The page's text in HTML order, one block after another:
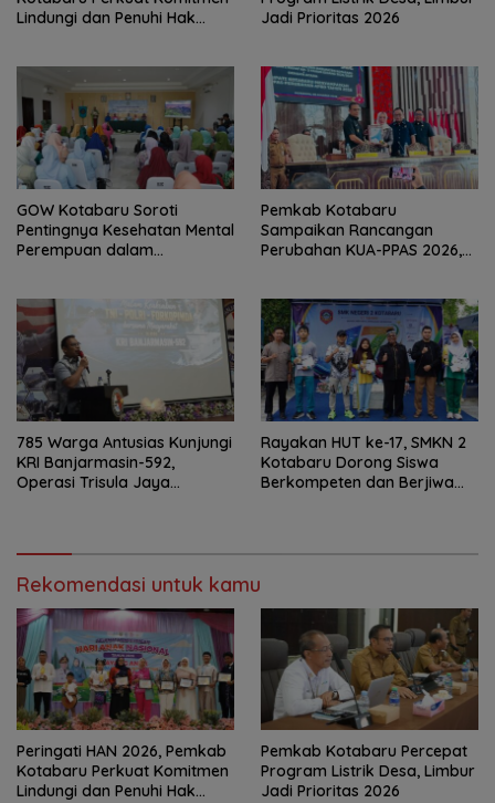
Lindungi dan Penuhi Hak
Jadi Prioritas 2026
GOW Kotabaru Soroti
Pentingnya Kesehatan Mental
Perempuan dalam
Pemkab Kotabaru
Sampaikan Rancangan
Perubahan KUA-PPAS 2026,
785 Warga Antusias Kunjungi
KRI Banjarmasin-592,
Operasi Trisula Jaya
Rayakan HUT ke-17, SMKN 2
Kotabaru Dorong Siswa
Berkompeten dan Berjiwa
Rekomendasi untuk kamu
Peringati HAN 2026, Pemkab
Kotabaru Perkuat Komitmen
Lindungi dan Penuhi Hak
Pemkab Kotabaru Percepat
Program Listrik Desa, Limbur
Jadi Prioritas 2026